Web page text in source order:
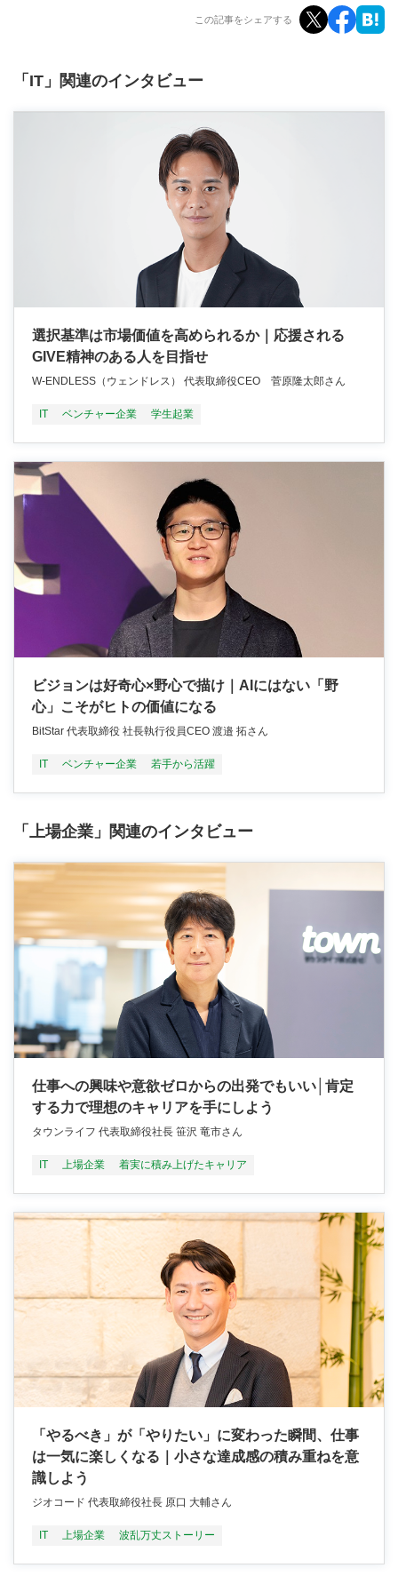
この記事をシェアする
「IT」関連のインタビュー
選択基準は市場価値を高められるか｜応援される
GIVE精神のある人を目指せ
W-ENDLESS（ウェンドレス） 代表取締役CEO 菅原隆太郎さん
IT ベンチャー企業 学生起業
ビジョンは好奇心×野心で描け｜AIにはない「野
心」こそがヒトの価値になる
BitStar 代表取締役 社長執行役員CEO 渡邉 拓さん
IT ベンチャー企業 若手から活躍
「上場企業」関連のインタビュー
仕事への興味や意欲ゼロからの出発でもいい│肯定
する力で理想のキャリアを手にしよう
タウンライフ 代表取締役社長 笹沢 竜市さん
IT 上場企業 着実に積み上げたキャリア
「やるべき」が「やりたい」に変わった瞬間、仕事
は一気に楽しくなる｜小さな達成感の積み重ねを意
識しよう
ジオコード 代表取締役社長 原口 大輔さん
IT 上場企業 波乱万丈ストーリー